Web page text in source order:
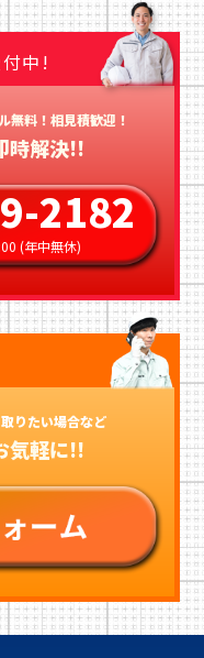
中!
無料！相見積歓迎！
時解決!!
2182
(年中無休)
りたい場合など
気軽に!!